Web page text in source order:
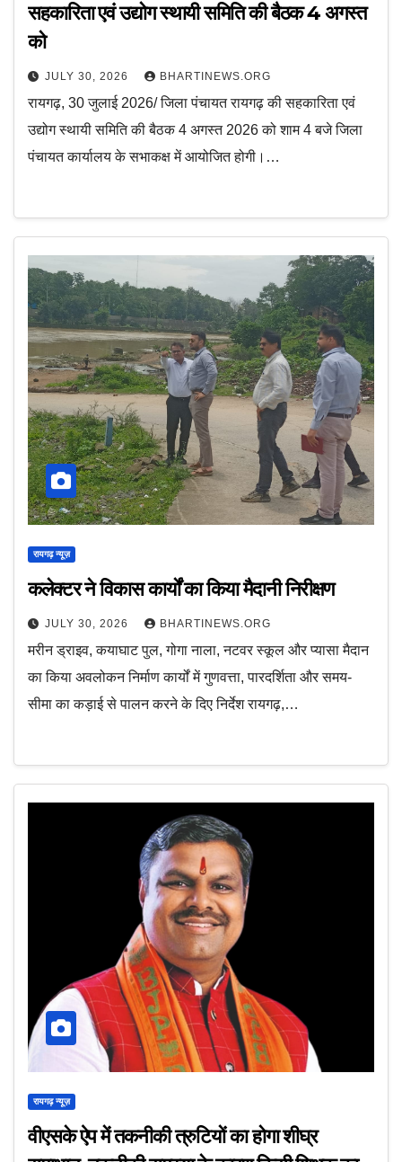
सहकारिता एवं उद्योग स्थायी समिति की बैठक 4 अगस्त
को
JULY 30, 2026 BHARTINEWS.ORG
रायगढ़, 30 जुलाई 2026/ जिला पंचायत रायगढ़ की सहकारिता एवं
उद्योग स्थायी समिति की बैठक 4 अगस्त 2026 को शाम 4 बजे जिला
पंचायत कार्यालय के सभाकक्ष में आयोजित होगी।…
रायगढ़ न्यूज़
कलेक्टर ने विकास कार्यों का किया मैदानी निरीक्षण
JULY 30, 2026 BHARTINEWS.ORG
मरीन ड्राइव, कयाघाट पुल, गोगा नाला, नटवर स्कूल और प्यासा मैदान
का किया अवलोकन निर्माण कार्यों में गुणवत्ता, पारदर्शिता और समय-
सीमा का कड़ाई से पालन करने के दिए निर्देश रायगढ़,…
रायगढ़ न्यूज़
वीएसके ऐप में तकनीकी त्रुटियों का होगा शीघ्र